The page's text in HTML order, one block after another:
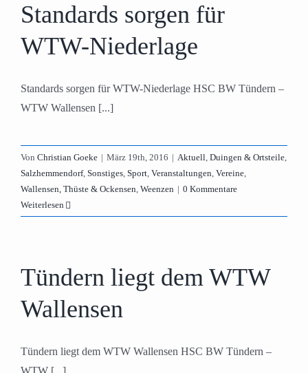
Standards sorgen für
WTW-Niederlage
Standards sorgen für WTW-Niederlage HSC BW Tündern –
WTW Wallensen [...]
Von Christian Goeke | März 19th, 2016 | Aktuell, Duingen & Ortsteile,
Salzhemmendorf, Sonstiges, Sport, Veranstaltungen, Vereine,
Wallensen, Thüste & Ockensen, Weenzen | 0 Kommentare
Weiterlesen
Tündern liegt dem WTW
Wallensen
Tündern liegt dem WTW Wallensen HSC BW Tündern –
WTW [...]